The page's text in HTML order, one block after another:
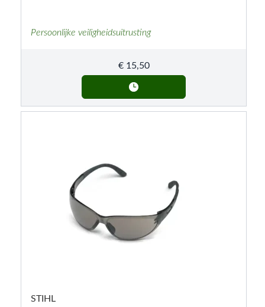
Persoonlijke veiligheidsuitrusting
€15,50
STIHL